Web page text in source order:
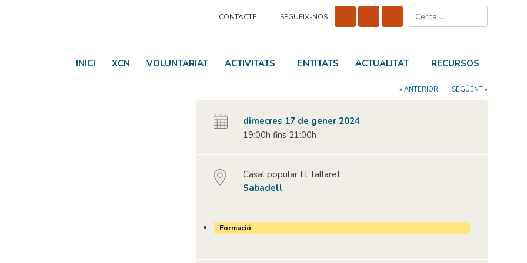
CONTACTE SEGUEIX-NOS:
INICI XCN VOLUNTARIAT ACTIVITATS ENTITATS ACTUALITAT RECURSOS
« ANTERIOR SEGÜENT »
dimecres 17 de gener 2024
19:00h fins 21:00h
Casal popular El Tallaret
Sabadell
Formació